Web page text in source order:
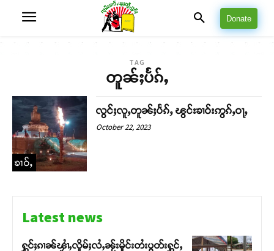
Donate
TAG
တူၼ်ႈပႅၵ်ႇ
ၶၢဝ်ႇ
လွင်ႈလူႇတူၼ်ႈပႅၵ်ႇ ၽွင်းၶၢဝ်းဢွၵ်ႇဝႃႇ
October 22, 2023
Latest news
ႁွင်ႈၵၢၼ်ၾၢႆႇလိူမ်ႈလႆႇၼႂ်းမိူင်းတႆးပွတ်းႁွင်ႇ